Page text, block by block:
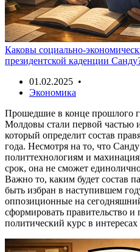
Каковы социально-
президентской каденции
01.02.2025 •
Экономика
Прошедшие в конце прошлого
Молдовы стали первой частью
который определит состав
года. Несмотря на то, что Санду
политтехнологиям и
срок, она не сможет
Важно то, каким будет состав
быть избран в наступившем
оппозиционные на
сформировать правительство и
политический курс в